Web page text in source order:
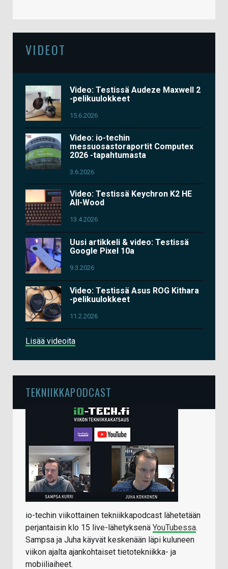
VIDEOT
Video: Testissä Audeze Maxwell 2
-pelikuulokkeet
15.6.2026
Video: io-techin
messuosastoraportit Computex
2026 -tapahtumasta
3.6.2026
Video: Testissä Keychron K2 HE
All-Wood
13.4.2026
Uusi artikkeli & video: Testissä
Google Pixel 10a
9.3.2026
Video: Testissä Asus ROG Kithara
-pelikuulokkeet
11.2.2026
Lisää videoita
TEKNIIKKAPODCAST
io-techin viikottainen tekniikkapodcast lähetetään
perjantaisin klo 15 live-lähetyksenä YouTubessa.
Sampsa ja Juha käyvät keskenään läpi kuluneen
viikon ajalta ajankohtaiset tietotekniikka- ja
mobiiliaiheet.